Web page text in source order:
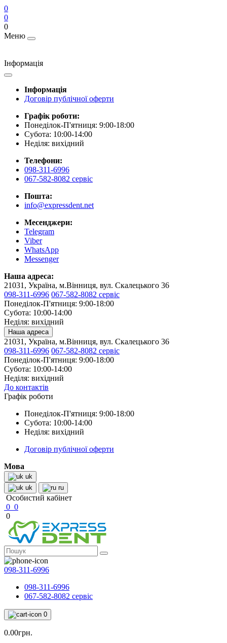
0
0
0
Меню
Інформація
Інформація
Договір публічної оферти
Графік роботи:
Понеділок-П'ятниця: 9:00-18:00
Субота: 10:00-14:00
Неділя: вихідний
Телефони:
098-311-6996
067-582-8082 сервіс
Пошта:
info@expressdent.net
Месенджери:
Telegram
Viber
WhatsApp
Messenger
Наша адреса:
21031, Україна, м.Вінниця, вул. Скалецького 36
098-311-6996 067-582-8082 сервіс
Понеділок-П'ятниця: 9:00-18:00
Субота: 10:00-14:00
Неділя: вихідний
Наша адреса
21031, Україна, м.Вінниця, вул. Скалецького 36
098-311-6996 067-582-8082 сервіс
Понеділок-П'ятниця: 9:00-18:00
Субота: 10:00-14:00
Неділя: вихідний
До контактів
Графік роботи
Понеділок-П'ятниця: 9:00-18:00
Субота: 10:00-14:00
Неділя: вихідний
Договір публічної оферти
Мова
uk
uk
ru
Особистий кабінет
0 0
0
098-311-6996
098-311-6996
067-582-8082 сервіс
0
0.00грн.